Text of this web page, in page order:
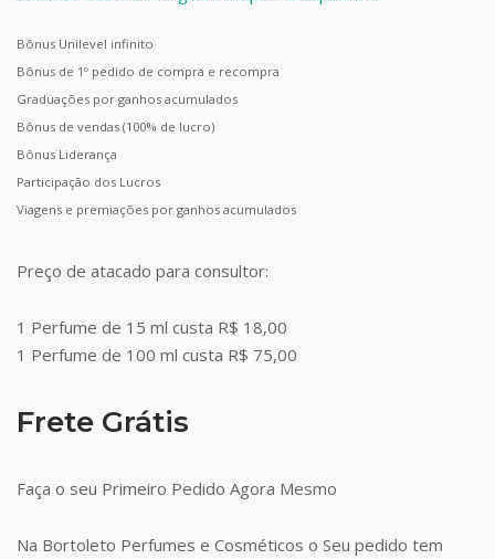
Bônus Unilevel infinito
Bônus de 1º pedido de compra e recompra
Graduações por ganhos acumulados
Bônus de vendas (100% de lucro)
Bônus Liderança
Participação dos Lucros
Viagens e premiações por ganhos acumulados
Preço de atacado para consultor:
1 Perfume de 15 ml custa R$ 18,00
1 Perfume de 100 ml custa R$ 75,00
Frete Grátis
Faça o seu Primeiro Pedido Agora Mesmo
Na Bortoleto Perfumes e Cosméticos o Seu pedido tem